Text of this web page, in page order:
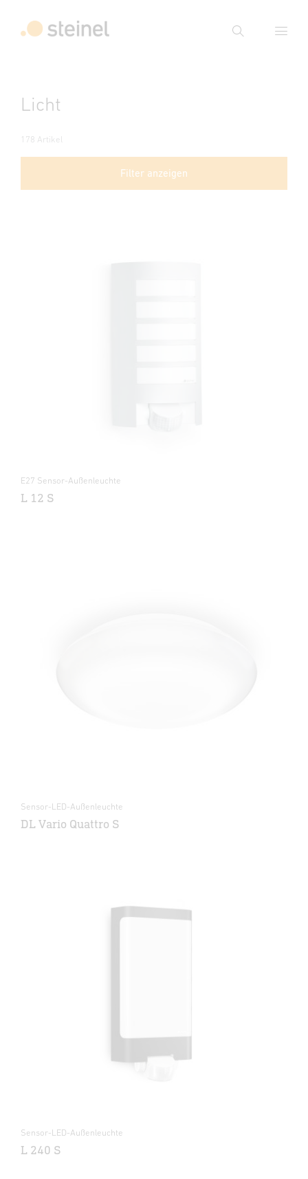
Suche
Suche
Licht
178 Artikel
Filter anzeigen
E27 Sensor-Außenleuchte
L 12 S
Sensor-LED-Außenleuchte
DL Vario Quattro S
Sensor-LED-Außenleuchte
L 240 S